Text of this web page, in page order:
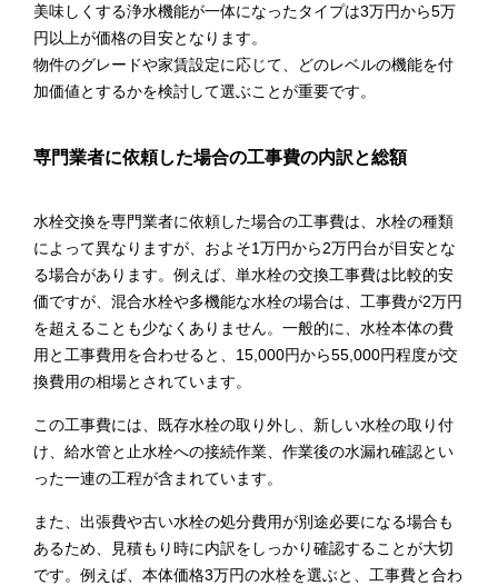
美味しくする浄水機能が一体になったタイプは3万円から5万
円以上が価格の目安となります。
物件のグレードや家賃設定に応じて、どのレベルの機能を付
加価値とするかを検討して選ぶことが重要です。
専門業者に依頼した場合の工事費の内訳と総額
水栓交換を専門業者に依頼した場合の工事費は、水栓の種類
によって異なりますが、およそ1万円から2万円台が目安とな
る場合があります。例えば、単水栓の交換工事費は比較的安
価ですが、混合水栓や多機能な水栓の場合は、工事費が2万円
を超えることも少なくありません。一般的に、水栓本体の費
用と工事費用を合わせると、15,000円から55,000円程度が交
換費用の相場とされています。
この工事費には、既存水栓の取り外し、新しい水栓の取り付
け、給水管と止水栓への接続作業、作業後の水漏れ確認とい
った一連の工程が含まれています。
また、出張費や古い水栓の処分費用が別途必要になる場合も
あるため、見積もり時に内訳をしっかり確認することが大切
です。例えば、本体価格3万円の水栓を選ぶと、工事費と合わ